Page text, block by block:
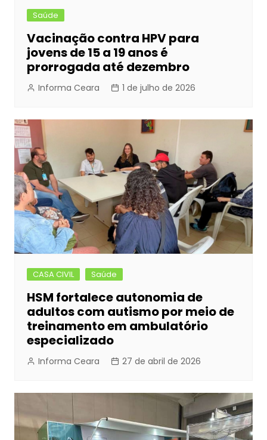
Saúde
Vacinação contra HPV para
jovens de 15 a 19 anos é
prorrogada até dezembro
Informa Ceara 1 de julho de 2026
CASA CIVIL Saúde
HSM fortalece autonomia de
adultos com autismo por meio de
treinamento em ambulatório
especializado
Informa Ceara 27 de abril de 2026